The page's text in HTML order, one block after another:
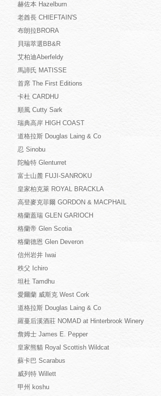
赫佐本 Hazelburn
老酋長 CHIEFTAIN'S
布朗拉BRORA
貝瑞萃選BB&R
艾柏迪Aberfeldy
馬諦氏 MATISSE
首席 The First Editions
卡杜 CARDHU
順風 Cutty Sark
瑞典高岸 HIGH COAST
道格拉斯 Douglas Laing & Co
忍 Sinobu
陀輪特 Glenturret
富士山麓 FUJI-SANROKU
皇家柏克萊 ROYAL BRACKLA
高登麥克菲爾 GORDON & MACPHAIL
格蘭蓋瑞 GLEN GARIOCH
格蘭帝 Glen Scotia
格蘭德恩 Glen Deveron
信州岩井 Iwai
秩父 Ichiro
坦杜 Tamdhu
愛爾蘭 威斯克 West Cork
道格拉斯 Douglas Laing & Co
羅蔓后溪酒莊 NOMAD at Hinterbrook Winery
詹姆士 James E. Pepper
皇家熊貓 Royal Scottish Wildcat
蘇卡巴 Scarabus
威列特 Willett
甲州 koshu